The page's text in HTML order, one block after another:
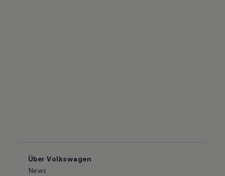
Über Volkswagen
News